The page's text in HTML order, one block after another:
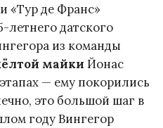
«Тур де Франс»
летнего датского
из команды
майки Йонас
— ему покорились
это большой шаг в
году Вингегор